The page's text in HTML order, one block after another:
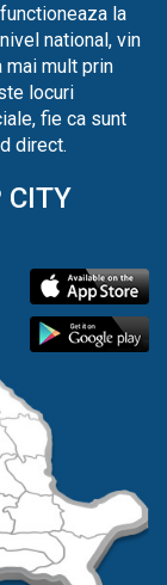
la
national, vin
mai mult prin
locuri
fie ca sunt
direct.
CITY